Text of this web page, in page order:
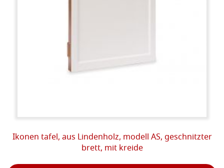
Ikonen tafel, aus Lindenholz, modell AS, geschnitzter
brett, mit kreide